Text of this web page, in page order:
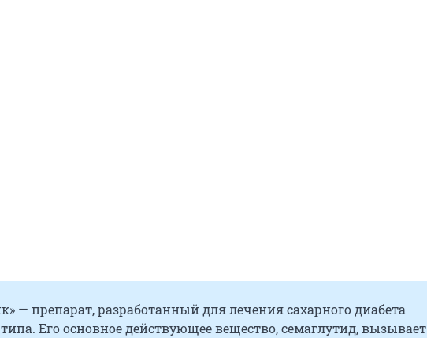
— препарат, разработанный для лечения сахарного диабета
Его основное действующее вещество, семаглутид, вызывает